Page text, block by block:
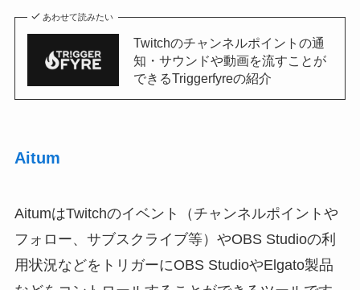
あわせて読みたい
Twitchのチャンネルポイントの通
知・サウンドや動画を流すことが
できるTriggerfyreの紹介
Aitum
AitumはTwitchのイベント（チャンネルポイントや
フォロー、サブスクライブ等）やOBS Studioの利
用状況などをトリガーにOBS StudioやElgato製品